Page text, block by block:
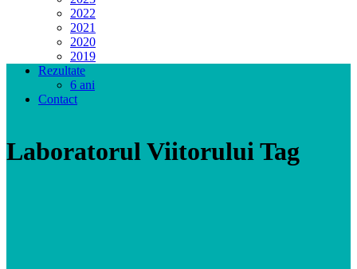
2022
2021
2020
2019
Rezultate
6 ani
Contact
Laboratorul Viitorului Tag